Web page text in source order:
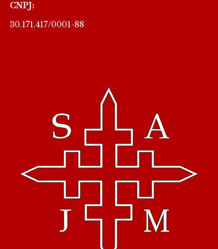
CNPJ:
30.171.417/0001-88